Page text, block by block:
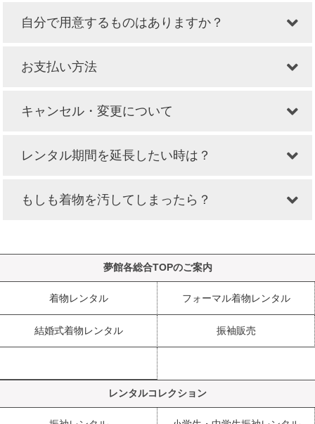
自分で用意するものはありますか？
お支払い方法
キャンセル・変更について
レンタル期間を延長したい時は？
もしも着物を汚してしまったら？
夢館各総合TOPのご案内
着物レンタル フォーマル着物レンタル
結婚式着物レンタル 振袖販売
レンタルコレクション